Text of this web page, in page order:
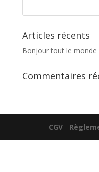
Articles récents
Bonjour tout le monde !
Commentaires
CGV-